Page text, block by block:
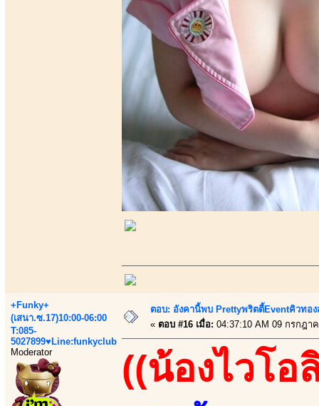
+Funky+
(เสนา.ซ.17)10:00-06:00
T:085-
5027899♥Line:funkyclub
Moderator
ตอบ: อังคานี้พบ Prettyพริตตี้Eventคิวทอ
« ตอบ #16 เมื่อ: 04:37:10 AM 09 กรกฎา
((น้องไวโอ